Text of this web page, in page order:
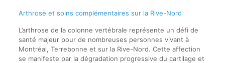
Arthrose et soins complémentaires sur la Rive-Nord
L’arthrose de la colonne vertébrale représente un défi de
santé majeur pour de nombreuses personnes vivant à
Montréal, Terrebonne et sur la Rive-Nord. Cette affection
se manifeste par la dégradation progressive du cartilage et